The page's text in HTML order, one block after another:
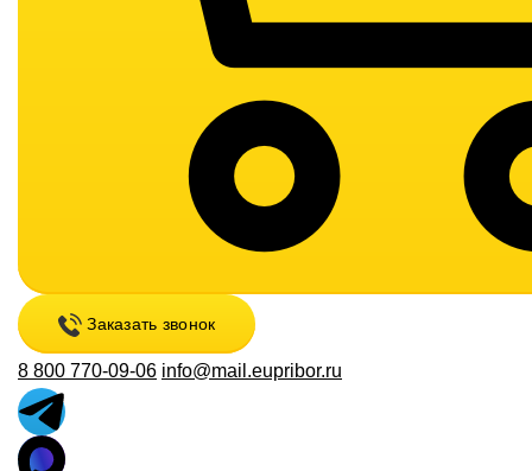
Заказать звонок
8 800 770-09-06 info@mail.eupribor.ru